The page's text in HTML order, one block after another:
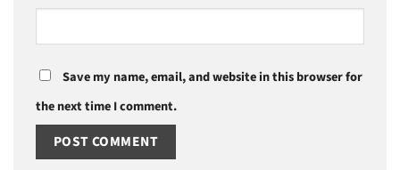
Save my name, email, and website in this browser for
the next time I comment.